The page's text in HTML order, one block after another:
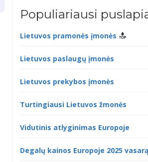
Populiariausi
Lietuvos pramonės įmonės
Lietuvos paslaugų įmonės
Lietuvos prekybos įmonės
Turtingiausi Lietuvos žmonės
Vidutinis atlyginimas Europoje
Degalų kainos Europoje 2025 vasarą